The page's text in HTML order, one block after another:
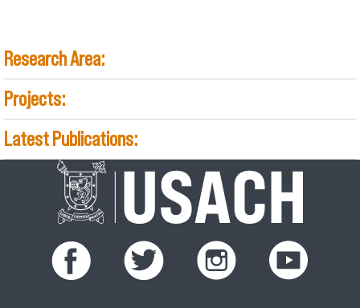
Research Area:
Projects:
Latest Publications: